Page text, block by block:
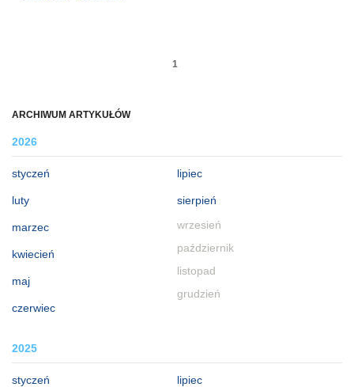
ARCHIWUM ARTYKUŁÓW
2026
styczeń
luty
marzec
kwiecień
maj
czerwiec
lipiec
sierpień
wrzesień
październik
listopad
grudzień
2025
styczeń lipiec
1